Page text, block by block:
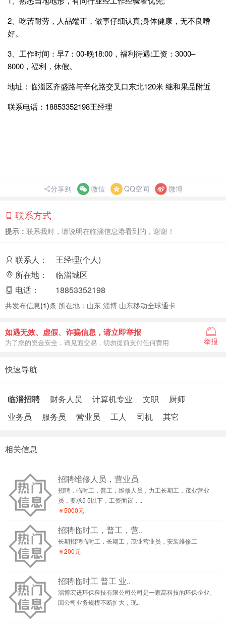
2、吃苦耐劳，人品端正，做事仔细认真;身体健康，无不良嗜
好。
3、工作时间：早7：00-晚18:00，福利待遇:工资：3000–
8000，福利，休假。
地址：临淄区齐盛路与辛化路交叉口东北120米 继和果品附近
联系电话：18853352198王经理
分享到 微信 QQ空间 微博
联系方式
提示： 联系我时，请说明在临淄信息港看到的，谢谢！
联系人：
王经理(个人)
所在地：
临淄城区
电话：
18853352198
共发布信息(1)条 所在地：山东 淄博 山东移动全球通卡
如遇无效、虚假、诈骗信息，请立即举报
为了您的资金安全，请见面交易，切勿提前支付任何费用 举报
快速导航
临淄招聘 财务人员 计算机专业 文职
厨师
业务员
服务员 营业员 工人 司机 其它
相关信息
招聘维修人员，营业员
招聘，临时工，普工，维修人员，力工长期工，茂业营业
员，要求5 5以下，工资面议，..
￥5000元
招聘临时工，普工，营..
长期招聘临时工，长期工，茂业营业员，安装维修工
￥200元
招聘临时工 普工 业..
淄博宏进环保科技有限公司公司是一家高科技的环保企业。
因公司业务规模不断扩大，现..